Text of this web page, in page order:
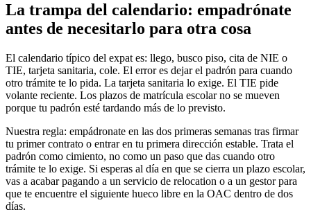
La trampa del calendario: empadrónate
antes de necesitarlo para otra cosa
El calendario típico del expat es: llego, busco piso, cita de NIE o
TIE, tarjeta sanitaria, cole. El error es dejar el padrón para cuando
otro trámite te lo pida. La tarjeta sanitaria lo exige. El TIE pide
volante reciente. Los plazos de matrícula escolar no se mueven
porque tu padrón esté tardando más de lo previsto.
Nuestra regla: empádronate en las dos primeras semanas tras firmar
tu primer contrato o entrar en tu primera dirección estable. Trata el
padrón como cimiento, no como un paso que das cuando otro
trámite te lo exige. Si esperas al día en que se cierra un plazo escolar,
vas a acabar pagando a un servicio de relocation o a un gestor para
que te encuentre el siguiente hueco libre en la OAC dentro de dos
días.